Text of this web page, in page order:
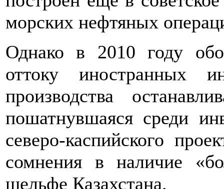
морских нефтяных
Однако в 2010 году
оттоку иностранных
производства
пошатнувшаяся среди
северо-каспийского
сомнения в наличие
шельфе Казахстана.